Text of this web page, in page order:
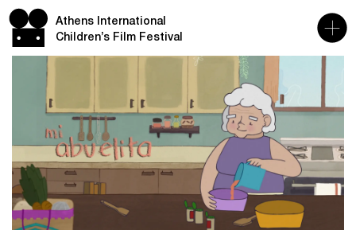
Athens International
Children’s Film Festival